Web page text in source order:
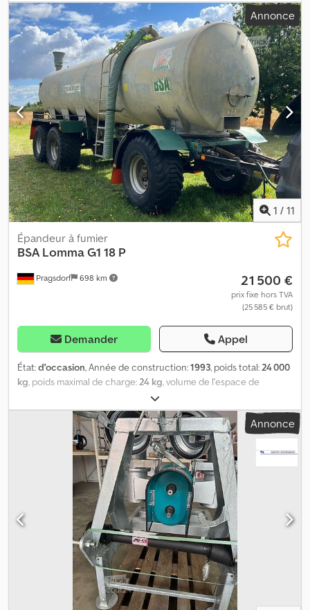
verticale - Demi-coquille du carter matériau 0.6025 - Demi-
coquille du carter, type Injection S - Accessoires de demi-
coquille du carter en acier - Plaque de protection radiale
matériau HVSS - Arbre supérieur P6 - Arbre inférieur P6 - Forme
du lobe HiFlo - Lobes matériau NBR - Nombre de pales de lobe : 4
Chjdpezdwb Rofx Antea - Plaque de protection matériau HVSS -
Autre plaque de protection : pompe à faible friction, jeu + 0,3 mm
- Type d'étanchéité mécanique : cartouche GLRD - Agencement
de l’étanchéité : simple - Bague de blocage 1 matériau 1.4301 -
Forme de raccordement : col de cygne Pression admissible 5 bar
Dimension de raccordement DN200 / 8 pouces Matériau acier -
Console trois points Écartement des pieds de pompe jusqu'à 530
mm Matériau acier Finition galvanisée à chaud - Emballage
Longueur 1200 mm Largeur 1200 mm Hauteur 1200 mm Poids env.
460 kg
Annonce
1 / 11
Pragsdorf 698 km
Épandeur à fumier
BSA Lomma G1 18 P
21 500 €
prix fixe hors TVA
(25 585 € brut)
Demander Appel
État:d'occasion, Année de construction:1993, poids total: 24 000
kg , poids maximal de charge: 24 kg , volume de l'espace de
, dimension des pneus:
des pneus:70 pourcentage, taille du pneu avant:550/60R22,5 |
, taille de pneu arrière:550/60R22,5 | 70%, poids en ordre de
24 000 kg, vitesse maximale:25 km/h, Équipement:
air comprimé, Pneumatiques (avant) : 550/60R22,5, Pneumatiques
(arrière) : 550/60R22,5, Remorque, Trois essieux, Suspension des
essieux, Fixation supérieure (œillet), Plateau tournant. Véhicule à
trois essieux avec direction par plateau tournant. Pompe à vis
excentrique BSA HD 200/120 GLD, 4000 l/min. Entrée de
chargement. Raccordements à gauche/à droite à l’arrière.
Projecteur de travail à l’arrière. Lieu de stockage : client. Chedozr
A Thspfx Antea
Annonce